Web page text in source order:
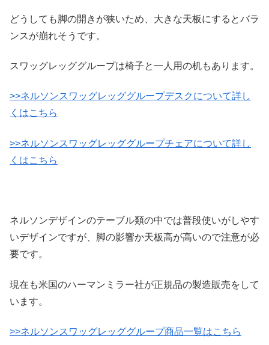
どうしても脚の開きが狭いため、大きな天板にするとバラ
ンスが崩れそうです。
スワッグレッググループは椅子と一人用の机もあります。
>>ネルソンスワッグレッググループデスクについて詳し
くはこちら
>>ネルソンスワッグレッググループチェアについて詳し
くはこちら
ネルソンデザインのテーブル類の中では普段使いがしやす
いデザインですが、脚の影響か天板高が高いので注意が必
要です。
現在も米国のハーマンミラー社が正規品の製造販売をして
います。
>>ネルソンスワッグレッググループ商品一覧はこちら